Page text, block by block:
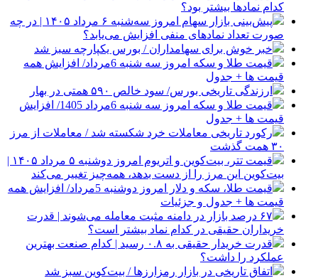
کدام نماد‌ها بیشتر بود؟
پیش‌بینی بازار سهام امروز سه‌شنبه ۶ مرداد ۱۴۰۵ | در چه
صورت تعداد نماد‌های منفی افزایش می‌یابد؟
خبر خوش برای سهامداران / بورس یکپارچه سبز شد
قیمت طلا و سکه امروز سه شنبه 6مرداد/ افزایش همه
قیمت ها + جدول
ارزندگی تاریخی بورس/ سود خالص ۵۹۰ همتی در بهار
قیمت طلا و سکه امروز سه شنبه 6مرداد 1405/ افزایش
قیمت ها + جدول
رکورد تاریخی معاملات خرد شکسته شد / معاملات از مرز
۳۰ همت گذشت
قیمت تتر، بیت‌کوین و اتریوم امروز دوشنبه ۵ مرداد ۱۴۰۵ |
بیت‌کوین این مرز را از دست بدهد، همه‌چیز تغییر می‌کند
قیمت طلا، سکه و دلار امروز دوشنبه 5مرداد/ افزایش همه
قیمت ها + جدول و جزئیات
۶۷ درصد بازار در دامنه مثبت معامله می‌شوند | قدرت
خریداران حقیقی در کدام نماد بیشتر است؟
قدرت خریدار حقیقی به ۰.۸ رسید | کدام صنعت بهترین
عملکرد را داشت؟
اتفاق تاریخی در بازار رمزارزها / بیت‌کوین سبز شد